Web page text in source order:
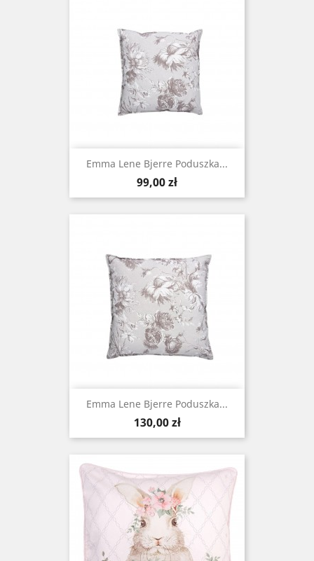
Emma Lene Bjerre Poduszka...
Cena
99,00 zł
Emma Lene Bjerre Poduszka...
Cena
130,00 zł